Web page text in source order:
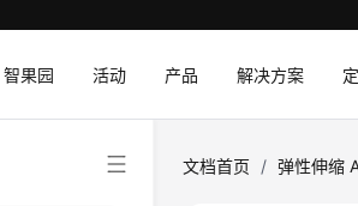
智果园 活动 产品 解决方案
文档首页 / 弹性伸缩